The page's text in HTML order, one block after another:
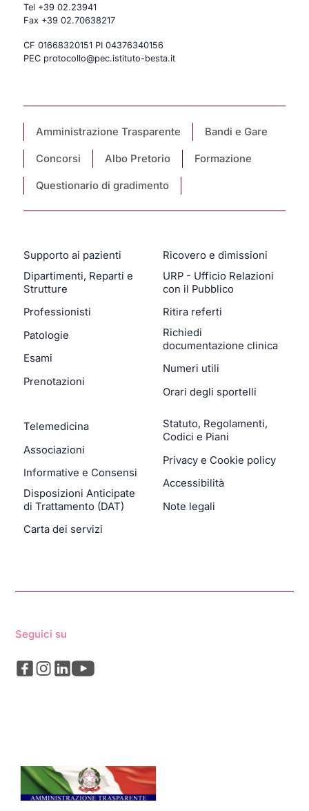
Tel +39 02.23941
Fax +39 02.70638217
CF 01668320151 PI 04376340156
PEC protocollo@pec.istituto-besta.it
Amministrazione Trasparente Bandi e Gare
Concorsi Albo Pretorio Formazione
Questionario di gradimento
Supporto ai pazienti
Dipartimenti, Reparti e
Strutture
Professionisti
Patologie
Esami
Prenotazioni
Ricovero e dimissioni
URP - Ufficio Relazioni
con il Pubblico
Ritira referti
Richiedi
documentazione clinica
Numeri utili
Orari degli sportelli
Telemedicina
Associazioni
Informative e Consensi
Disposizioni Anticipate
di Trattamento (DAT)
Carta dei servizi
Statuto, Regolamenti,
Codici e Piani
Privacy e Cookie policy
Accessibilità
Note legali
Seguici su